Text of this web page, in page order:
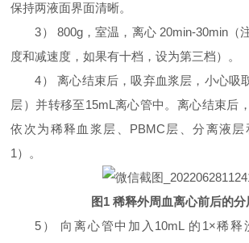
保持两液面界面清晰。
3） 800g，室温，离心 20min-30min（
度和减速度，如果有十档，设为第三档）。
4） 离心结束后，吸弃血浆层，小心吸
层）并转移至15mL离心管中。离心结束后
依次为稀释血浆层、PBMC层、分离液
1）。
图1 稀释外周血离心前后的分
5） 向离心管中加入10mL 的1×稀释